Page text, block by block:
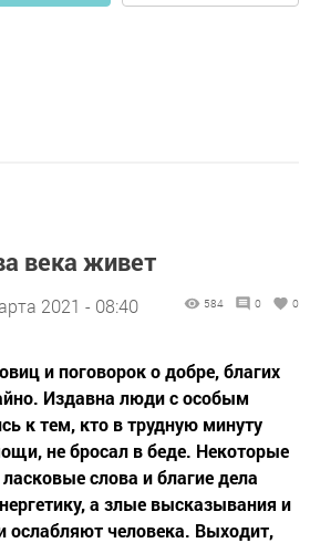
века живет
2021 - 08:40 584 0 0
и поговорок о добре, благих
Издавна люди с особым
к тем, кто в трудную минуту
не бросал в беде. Некоторые
слова и благие дела
а злые высказывания и
ослабляют человека. Выходит,